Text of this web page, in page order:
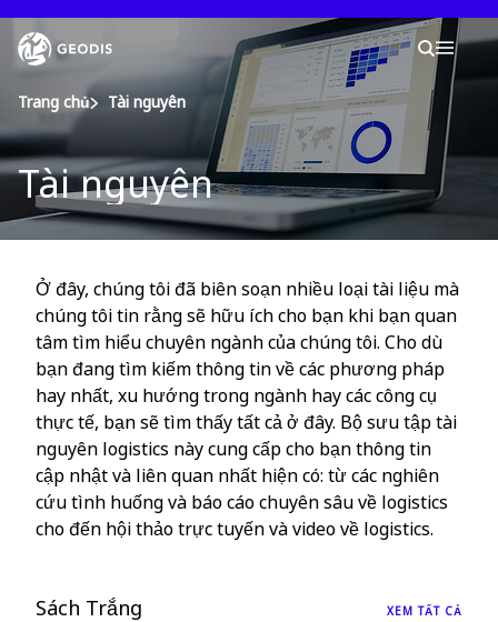
đến
nội
dung
Công ty
Phòng tin tức
Nghề nghiệp
Địa điểm
Vận chuyển ... Đơn hàng
Vietnam - VI
Tìm
Tìm
You are here :
Trang chủ Tài nguyên
Keepeek
Tài nguyên
Ở đây, chúng tôi đã biên soạn nhiều loại tài liệu mà
chúng tôi tin rằng sẽ hữu ích cho bạn khi bạn quan
tâm tìm hiểu chuyên ngành của chúng tôi. Cho dù
bạn đang tìm kiếm thông tin về các phương pháp
hay nhất, xu hướng trong ngành hay các công cụ
thực tế, bạn sẽ tìm thấy tất cả ở đây. Bộ sưu tập tài
nguyên logistics này cung cấp cho bạn thông tin
cập nhật và liên quan nhất hiện có: từ các nghiên
cứu tình huống và báo cáo chuyên sâu về logistics
cho đến hội thảo trực tuyến và video về logistics.
Sách Trắng XEM TẤT CẢ